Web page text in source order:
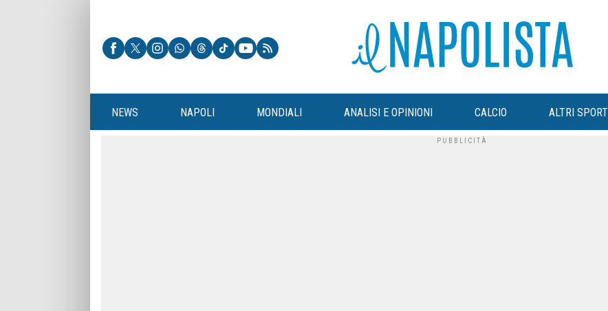
NEWS NAPOLI MONDIALI ANALISI E OPINIONI CALCIO ALTRI SPORT